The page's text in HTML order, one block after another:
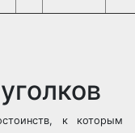
к которым